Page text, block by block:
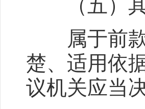
（五）其
属于前款
楚、适用依
议机关应当